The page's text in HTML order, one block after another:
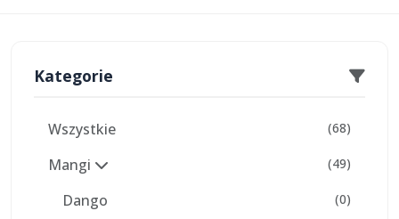
Kategorie
Wszystkie (68)
Mangi (49)
Dango (0)